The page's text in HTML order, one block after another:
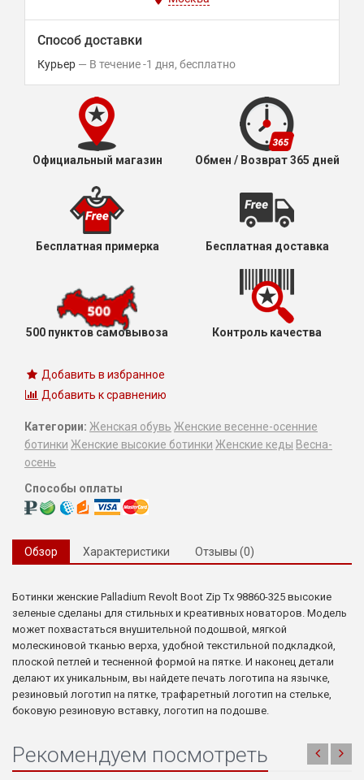
Способ доставки
Курьер В течение-1 дня Бесплатно
Официальный магазин Обмен / Возврат 365 дней
Бесплатная примерка Бесплатная доставка
500 пунктов самовывоза Контроль качества
Добавить в избранное
Добавить к сравнению
Категории: Женская обувь Женские весенне-осенние
ботинки Женские высокие ботинки Женские кеды Весна-
осень
Способы оплаты
Обзор Характеристики Отзывы (0)
Ботинки женские Palladium Revolt Boot Zip Tx 98860-325 высокие
зеленые сделаны для стильных и креативных новаторов. Модель
может похвастаться внушительной подошвой, мягкой
молескиновой тканью верха, удобной текстильной подкладкой,
плоской петлей и тесненной формой на пятке. И наконец детали
делают их уникальным, вы найдете печать логотипа на язычке,
резиновый логотип на пятке, трафаретный логотип на стельке,
боковую резиновую вставку, логотип на подошве.
Рекомендуем посмотреть